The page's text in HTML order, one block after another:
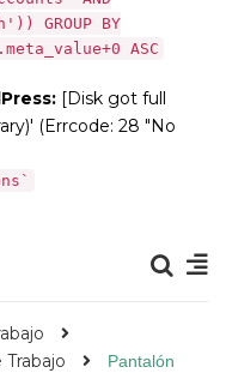
GROUP BY
ASC
[Disk got full
(Errcode: 28 "No
Pantalón